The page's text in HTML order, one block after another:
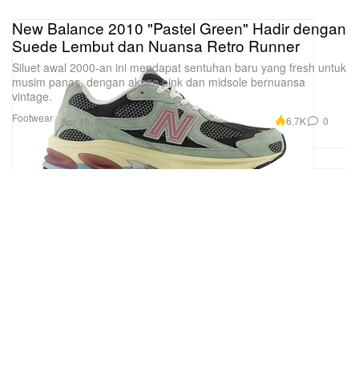
Footwear
New Balance 2010 "Pastel Green" Hadir dengan
Suede Lembut dan Nuansa Retro Runner
Siluet awal 2000-an ini mendapat sentuhan baru yang fresh untuk
musim panas, dengan aksen pink dan midsole bernuansa
vintage.
Apr 18, 2026 6.7K 0